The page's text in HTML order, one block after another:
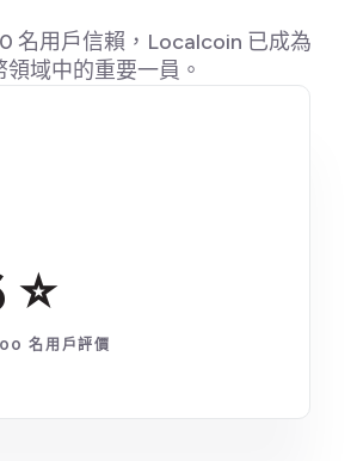
名用戶信賴，Localcoin 已成為
域中的重要一員。
名用戶評價